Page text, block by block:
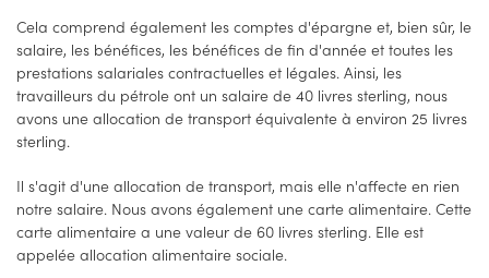
Cela comprend également les comptes d'épargne et, bien sûr, le
salaire, les bénéfices, les bénéfices de fin d'année et toutes les
prestations salariales contractuelles et légales. Ainsi, les
travailleurs du pétrole ont un salaire de 40 livres sterling, nous
avons une allocation de transport équivalente à environ 25 livres
sterling.
Il s'agit d'une allocation de transport, mais elle n'affecte en rien
notre salaire. Nous avons également une carte alimentaire. Cette
carte alimentaire a une valeur de 60 livres sterling. Elle est
appelée allocation alimentaire sociale.